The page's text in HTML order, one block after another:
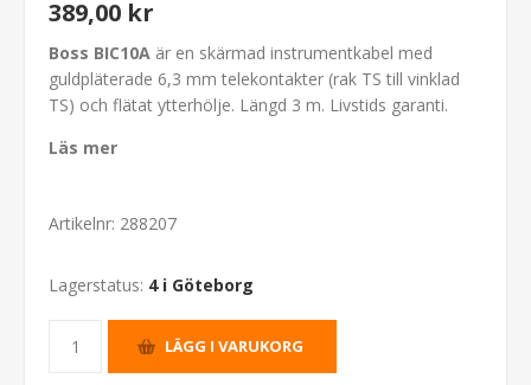
389,00 kr
Boss BIC10A är en skärmad instrumentkabel med
guldpläterade 6,3 mm telekontakter (rak TS till vinklad
TS) och flätat ytterhölje. Längd 3 m. Livstids garanti.
Läs mer
Artikelnr: 288207
Lagerstatus: 4 i Göteborg